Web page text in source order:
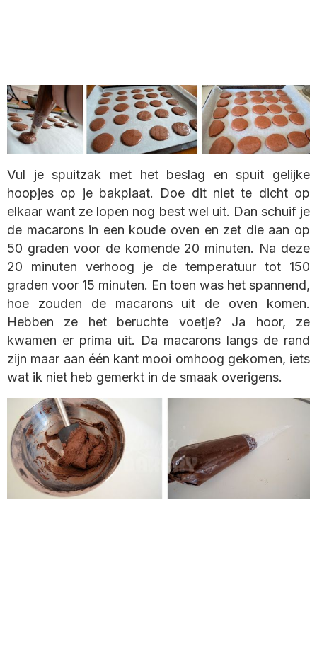
Vul je spuitzak met het beslag en spuit gelijke
hoopjes op je bakplaat. Doe dit niet te dicht op
elkaar want ze lopen nog best wel uit. Dan schuif je
de macarons in een koude oven en zet die aan op
50 graden voor de komende 20 minuten. Na deze
20 minuten verhoog je de temperatuur tot 150
graden voor 15 minuten. En toen was het spannend,
hoe zouden de macarons uit de oven komen.
Hebben ze het beruchte voetje? Ja hoor, ze
kwamen er prima uit. Da macarons langs de rand
zijn maar aan één kant mooi omhoog gekomen, iets
wat ik niet heb gemerkt in de smaak overigens.